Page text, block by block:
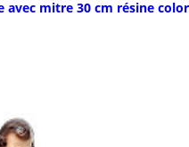
avec mitre 30 cm résine